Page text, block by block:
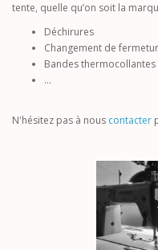
tente, quelle qu’on soit la
Déchirures
Changement de
Bandes thermocollantes
...
N'hésitez pas à nous contacter